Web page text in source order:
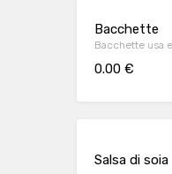
Bacchette
Bacchette usa
0.00 €
Salsa di soia